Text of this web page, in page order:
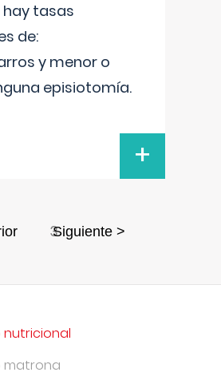
hay tasas
de:
y menor o
episiotomía.
+
3Siguiente >
matrona